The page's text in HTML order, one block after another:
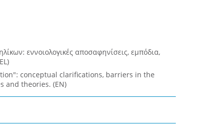
εννοιολογικές αποσαφηνίσεις, εμπόδια,
conceptual clarifications, barriers in the
and theories. (EN)